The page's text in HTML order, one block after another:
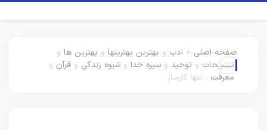
صفحه اصلی > ادب و بهترین بهترینها و بهترین ها و
تسبیحات و توحید و سیره خدا و شیوه زندگی و قرآن و
معرفت : تنها کارساز